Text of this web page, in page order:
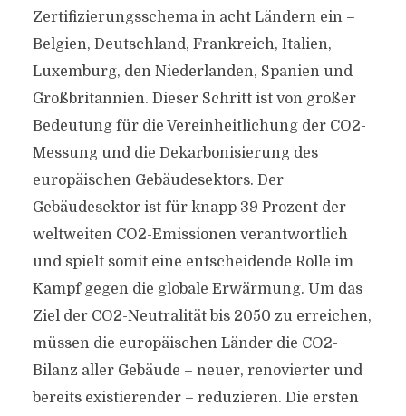
Zertifizierungsschema in acht Ländern ein –
Belgien, Deutschland, Frankreich, Italien,
Luxemburg, den Niederlanden, Spanien und
Großbritannien. Dieser Schritt ist von großer
Bedeutung für die Vereinheitlichung der CO2-
Messung und die Dekarbonisierung des
europäischen Gebäudesektors. Der
Gebäudesektor ist für knapp 39 Prozent der
weltweiten CO2-Emissionen verantwortlich
und spielt somit eine entscheidende Rolle im
Kampf gegen die globale Erwärmung. Um das
Ziel der CO2-Neutralität bis 2050 zu erreichen,
müssen die europäischen Länder die CO2-
Bilanz aller Gebäude – neuer, renovierter und
bereits existierender – reduzieren. Die ersten